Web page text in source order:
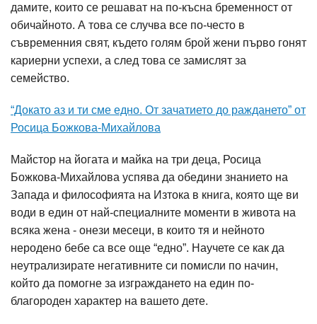
дамите, които се решават на по-късна бременност от
обичайното. А това се случва все по-често в
съвременния свят, където голям брой жени първо гонят
кариерни успехи, а след това се замислят за
семейство.
“Докато аз и ти сме едно. От зачатието до раждането” от
Росица Божкова-Михайлова
Майстор на йогата и майка на три деца, Росица
Божкова-Михайлова успява да обедини знанието на
Запада и философията на Изтока в книга, която ще ви
води в един от най-специалните моменти в живота на
всяка жена - онези месеци, в които тя и нейното
неродено бебе са все още “едно”. Научете се как да
неутрализирате негативните си помисли по начин,
който да помогне за изграждането на един по-
благороден характер на вашето дете.